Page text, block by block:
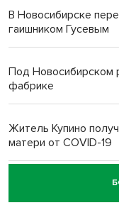
В Новосибирске
гаишником Гусевым
Под Новосибирском
фабрике
Житель Купино
матери от COVID-19
Новосибирский суд
пенсионерки на